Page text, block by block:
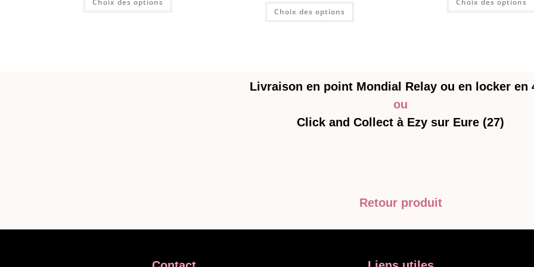
Choix des options
Choix des options
Choix des options
Livraison en point Mondial Relay ou en locker en
ou
Click and Collect à Ezy sur Eure (27)
Retour produit